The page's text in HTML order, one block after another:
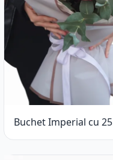
Buchet Imperial cu 25
Trandafiri